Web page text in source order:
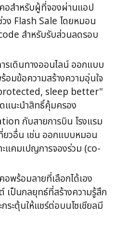
อสำหรับผู้ที่จองผ่านแอป
วง Flash Sale โดยหมอน
สำหรับรับส่วนลดรอบ
รเดินทางออนไลน์ ออกแบบ
มข้อความสร้างความอุ่นใจ
sleep better"
แนะนำสิทธิ์คุ้มครอง
กับสายการบิน โรงแรม
ยวอื่น เช่น ออกแบบหมอน
แคมเปญการจองร่วม (co-
พร้อมลายที่เลือกได้เอง
เป็นกลยุทธ์ที่สร้างความรู้สึก
ระตุ้นให้แชร์ต่อบนโซเชียลมี